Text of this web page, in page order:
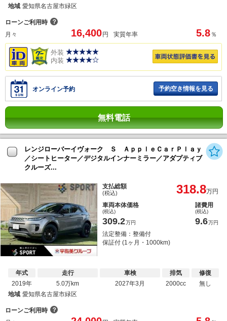
地域 愛知県名古屋市緑区
ローンご利用時 ？
月々
16,400 円 実質年率 5.8 ％
外装
内装
オンライン予約 予約空き情報を見る
無料電話
レンジローバーイヴォーク Ｓ ＡｐｐｌｅＣａｒＰｌａｙ
／シートヒーター／デジタルインナーミラー／アダプティブ
クルーズ...
支払総額
(税込) 318.8万円
車両本体価格
(税込)
309.2万円
諸費用
(税込)
9.6万円
法定整備：整備付
保証付 (1ヶ月・1000km)
年式
2019年
走行
5.0万km
車検
2027年3月
排気
2000cc
修復
無し
地域 愛知県名古屋市緑区
ローンご利用時 ？